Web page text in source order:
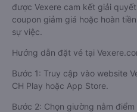
được Vexere cam kết giải
coupon giảm giá hoặc hoàn
sự việc.
Hướng dẫn đặt vé tại
Bước 1: Truy cập vào website
CH Play hoặc App Store.
Bước 2: Chọn giường nằm